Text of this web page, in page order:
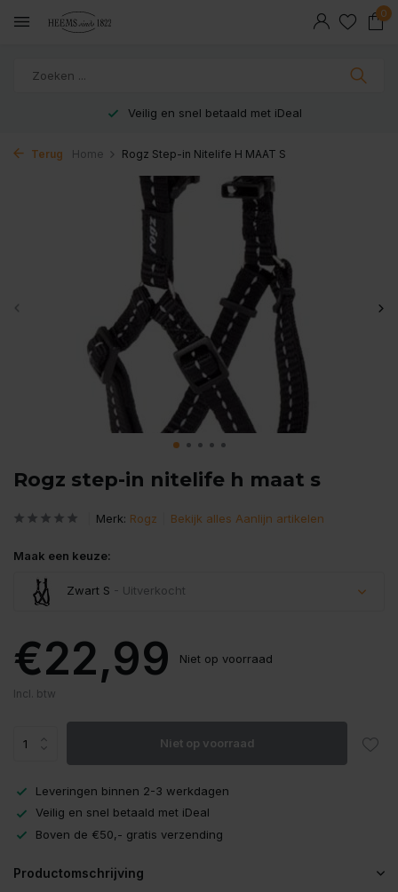
0
Veilig en snel betaald met iDeal
Terug Home Rogz Step-in Nitelife H MAAT S
Rogz step-in nitelife h maat s
Merk: Rogz Bekijk alles Aanlijn artikelen
Maak een keuze:
Zwart S - Uitverkocht
€22,99 Niet op voorraad
Incl. btw
Niet op voorraad
Leveringen binnen 2-3 werkdagen
Veilig en snel betaald met iDeal
Boven de €50,- gratis verzending
Productomschrijving